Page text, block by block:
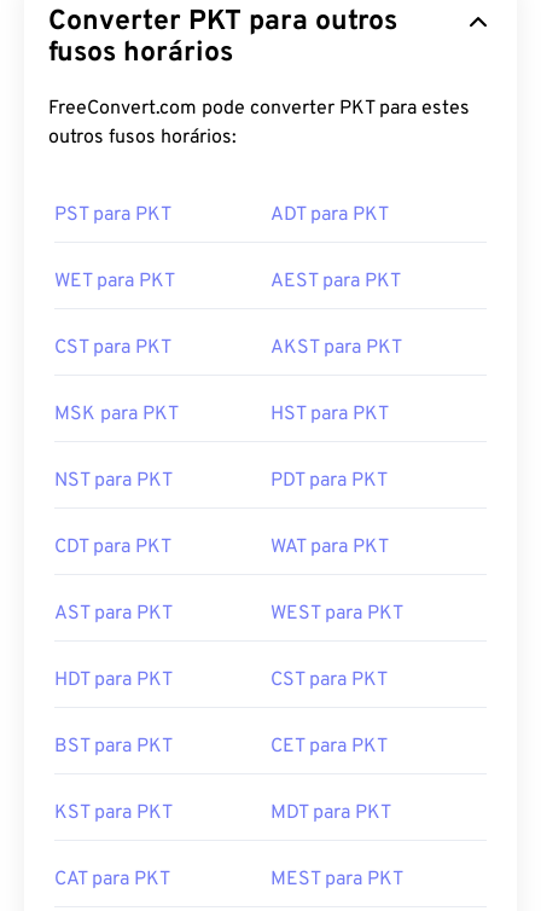
Converter PKT para outros
fusos horários
FreeConvert.com pode converter PKT para estes
outros fusos horários:
PST para PKT ADT para PKT
WET para PKT AEST para PKT
CST para PKT AKST para PKT
MSK para PKT HST para PKT
NST para PKT PDT para PKT
CDT para PKT WAT para PKT
AST para PKT WEST para PKT
HDT para PKT CST para PKT
BST para PKT CET para PKT
KST para PKT MDT para PKT
CAT para PKT MEST para PKT